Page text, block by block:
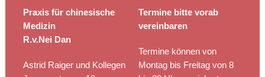
Praxis für chinesische
Medizin
R.v.Nei Dan
Astrid Raiger und Kollegen
Termine bitte vorab
vereinbaren
Termine können von
Montag bis Freitag von 8